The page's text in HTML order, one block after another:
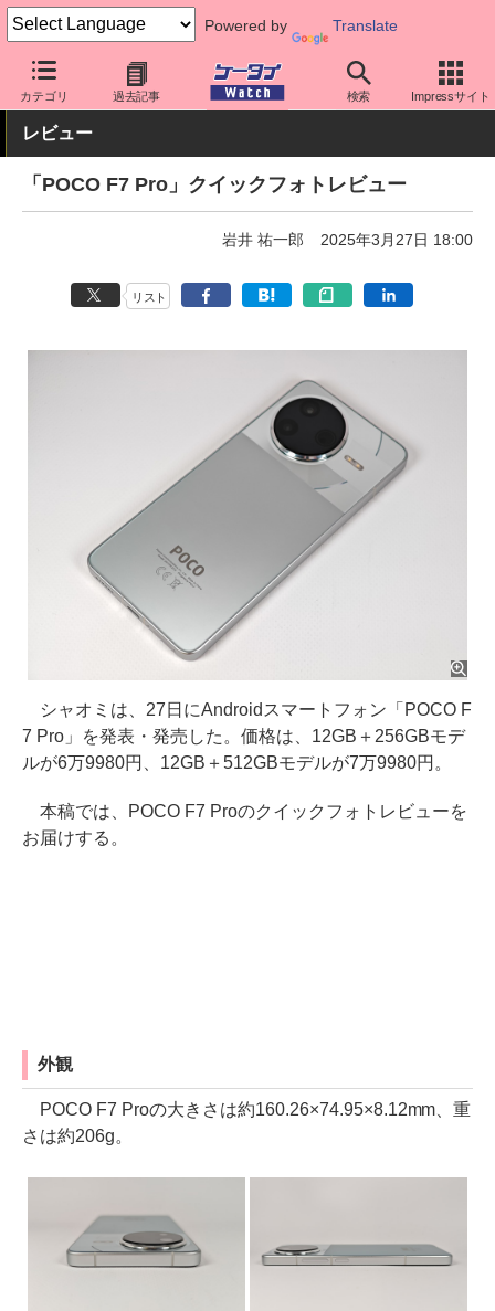
Powered by Translate
カテゴリ 過去記事 検索 Impressサイト
ケータイ Watch OS Android シャオミ
レビュー
「POCO F7 Pro」クイックフォトレビュー
岩井 祐一郎 2025年3月27日 18:00
リスト
シャオミは、27日にAndroidスマートフォン「POCO F
7 Pro」を発表・発売した。価格は、12GB＋256GBモデ
ルが6万9980円、12GB＋512GBモデルが7万9980円。
本稿では、POCO F7 Proのクイックフォトレビューを
お届けする。
外観
POCO F7 Proの大きさは約160.26×74.95×8.12mm、重
さは約206g。